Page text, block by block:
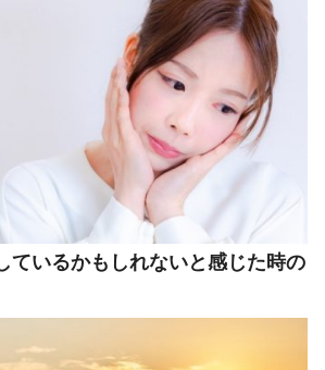
ているかもしれないと感じた時の